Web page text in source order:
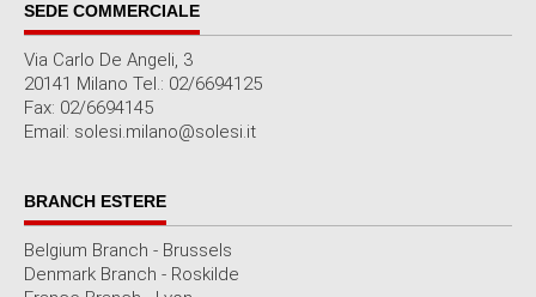
SEDE COMMERCIALE
Via Carlo De Angeli, 3
20141 Milano Tel.: 02/6694125
Fax: 02/6694145
Email: solesi.milano@solesi.it
BRANCH ESTERE
Belgium Branch - Brussels
Denmark Branch - Roskilde